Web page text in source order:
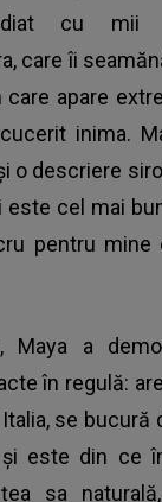
cu mii
care îi
apare
inima.
o descriere
este cel mai
pentru mine
Maya a
în regulă:
se bucură
este din ce
sa